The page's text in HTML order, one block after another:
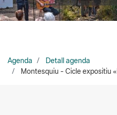
Agenda
Detall agenda